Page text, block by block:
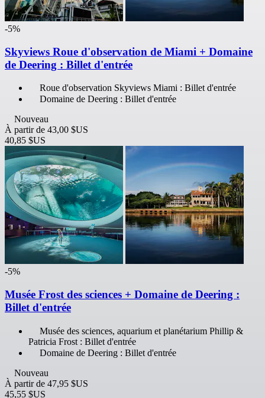
-5%
Skyviews Roue d'observation de Miami + Domaine
de Deering : Billet d'entrée
Roue d'observation Skyviews Miami : Billet d'entrée
Domaine de Deering : Billet d'entrée
Nouveau
À partir de 43,00 $US
40,85 $US
-5%
Musée Frost des sciences + Domaine de Deering :
Billet d'entrée
Musée des sciences, aquarium et planétarium Phillip &
Patricia Frost : Billet d'entrée
Domaine de Deering : Billet d'entrée
Nouveau
À partir de 47,95 $US
45,55 $US